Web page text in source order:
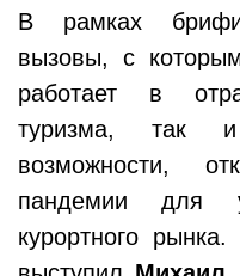
В рамках
вызовы, с
работает в
туризма, так
возможности,
пандемии для
курортного